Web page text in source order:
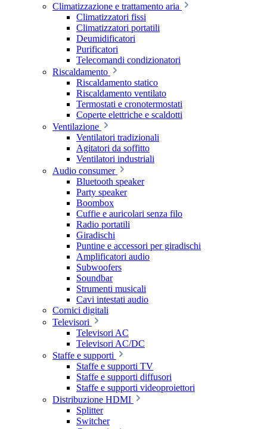
Climatizzazione e trattamento aria
Climatizzatori fissi
Climatizzatori portatili
Deumidificatori
Purificatori
Telecomandi condizionatori
Riscaldamento
Riscaldamento statico
Riscaldamento ventilato
Termostati e cronotermostati
Coperte elettriche e scaldotti
Ventilazione
Ventilatori tradizionali
Agitatori da soffitto
Ventilatori industriali
Audio consumer
Bluetooth speaker
Party speaker
Boombox
Cuffie e auricolari senza filo
Radio portatili
Giradischi
Puntine e accessori per giradischi
Amplificatori audio
Subwoofers
Soundbar
Strumenti musicali
Cavi intestati audio
Cornici digitali
Televisori
Televisori AC
Televisori AC/DC
Staffe e supporti
Staffe e supporti TV
Staffe e supporti diffusori
Staffe e supporti videoproiettori
Distribuzione HDMI
Splitter
Switcher